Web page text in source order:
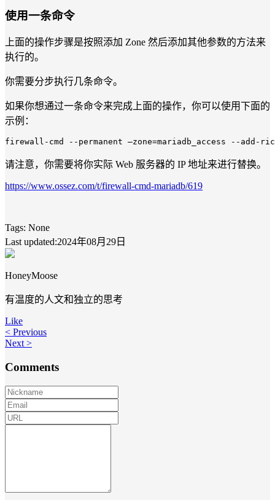
使用一条命令
上面的操作步骤是按照添加 Zone 然后添加其他参数的方法来
执行的。
你需要分步执行几条命令。
如果你想通过一条命令来完成上面的操作，你可以使用下面的
示例：
firewall -cmd --permanent –zone=mariadb_access --
请注意，你需要将你实际 Web 服务器的 IP 地址来进行替换。
https://www.ossez.com/t/firewall-cmd-mariadb/619
Tags: None
Last updated:2024年08月29日
HoneyMoose
有温度的人文和独立的思考
Like
< Previous
Next >
Comments